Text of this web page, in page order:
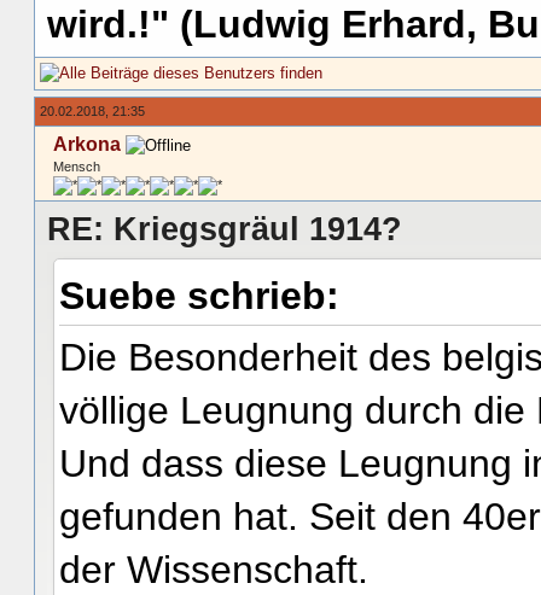
wird.!" (Ludwig Erhard,
20.02.2018, 21:35
Arkona
Mensch
RE: Kriegsgräul 1914?
Suebe schrieb:
Die Besonderheit des
völlige Leugnung durch
Und dass diese Leugnung
gefunden hat. Seit den
der Wissenschaft.